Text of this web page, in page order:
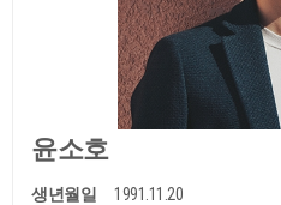
윤소호
생년월일
1991.11.20